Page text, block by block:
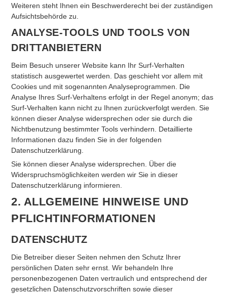
Weiteren steht Ihnen ein Beschwerderecht bei der zuständigen
Aufsichtsbehörde zu.
ANALYSE-TOOLS UND TOOLS VON
DRITTANBIETERN
Beim Besuch unserer Website kann Ihr Surf-Verhalten
statistisch ausgewertet werden. Das geschieht vor allem mit
Cookies und mit sogenannten Analyseprogrammen. Die
Analyse Ihres Surf-Verhaltens erfolgt in der Regel anonym; das
Surf-Verhalten kann nicht zu Ihnen zurückverfolgt werden. Sie
können dieser Analyse widersprechen oder sie durch die
Nichtbenutzung bestimmter Tools verhindern. Detaillierte
Informationen dazu finden Sie in der folgenden
Datenschutzerklärung.
Sie können dieser Analyse widersprechen. Über die
Widerspruchsmöglichkeiten werden wir Sie in dieser
Datenschutzerklärung informieren.
2. ALLGEMEINE HINWEISE UND
PFLICHTINFORMATIONEN
DATENSCHUTZ
Die Betreiber dieser Seiten nehmen den Schutz Ihrer
persönlichen Daten sehr ernst. Wir behandeln Ihre
personenbezogenen Daten vertraulich und entsprechend der
gesetzlichen Datenschutzvorschriften sowie dieser